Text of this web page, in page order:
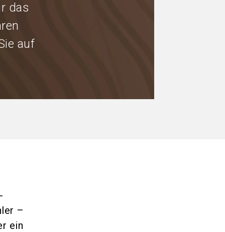
das
auf
–
ein